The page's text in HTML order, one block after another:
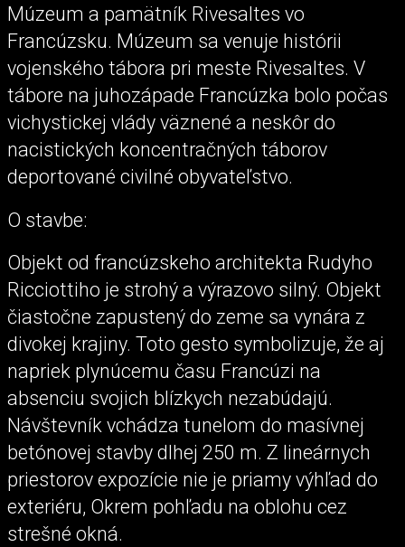
Múzeum a pamätník Rivesaltes vo
Francúzsku. Múzeum sa venuje histórii
vojenského tábora pri meste Rivesaltes. V
tábore na juhozápade Francúzka bolo počas
vichystickej vlády väznené a neskôr do
nacistických koncentračných táborov
deportované civilné obyvateľstvo.
O stavbe:
Objekt od francúzskeho architekta Rudyho
Ricciottiho je strohý a výrazovo silný. Objekt
čiastočne zapustený do zeme sa vynára z
divokej krajiny. Toto gesto symbolizuje, že aj
napriek plynúcemu času Francúzi na
absenciu svojich blízkych nezabúdajú.
Návštevník vchádza tunelom do masívnej
betónovej stavby dlhej 250 m. Z lineárnych
priestorov expozície nie je priamy výhľad do
exteriéru, Okrem pohľadu na oblohu cez
strešné okná.